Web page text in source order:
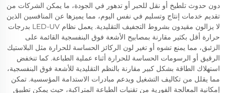
دون حدوث تلطيخ أو نقل للحبر أو تدهور في الجودة، ما يمكن الشركات من
تقديم خدمات إنتاج وتسليم في نفس اليوم، مما يميزها عن المنافسين الذين
لا يزالون مقيدون بشروط التجفيف التقليدية. يعمل نظام LED-UV بدرجات
حرارة أقل بكثير مقارنة بمصابيح الأشعة فوق البنفسجية القائمة على
الزئبق، مما يمنع تشوه أو تغير لون الركائز الحساسة للحرارة مثل البلاستيك
الرقيق أو الرسومات الحساسة للحرارة أثناء عملية الطباعة. كما تنخفض
استهلاك الطاقة بشكل كبير مقارنة بالنظم التقليدية للأشعة فوق البنفسجية،
مما يقلل من تكاليف التشغيل ويدعم مبادرات الاستدامة المؤسسية. تمكن
إمكانية المعالجة الفورية من تقنيات الطباعة المتراكبة، حيث يمكن تطبيق